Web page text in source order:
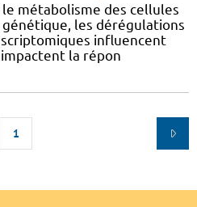
métabolisme des cellules
les dérégulations
influencent
la répon
1